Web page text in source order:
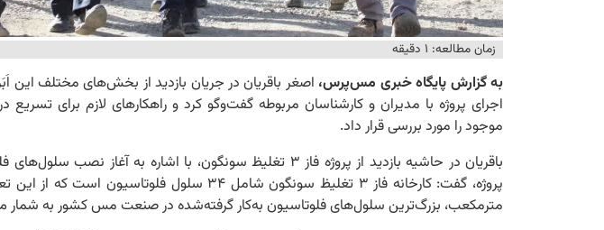
زمان مطالعه: ۱ دقیقه
به گزارش پایگاه خبری مس‌پرس، اصغر باقریان در جریان بازدید از بخش‌های مختلف این
اجرای پروژه با مدیران و کارشناسان مربوطه گفت‌وگو کرد و راهکارهای لازم برای تسریع
موجود را مورد بررسی قرار داد.
مترمکعب، بزرگ‌ترین سلول‌های فلوتاسیون به‌کار گرفته‌شده در صنعت مس کشور به شمار